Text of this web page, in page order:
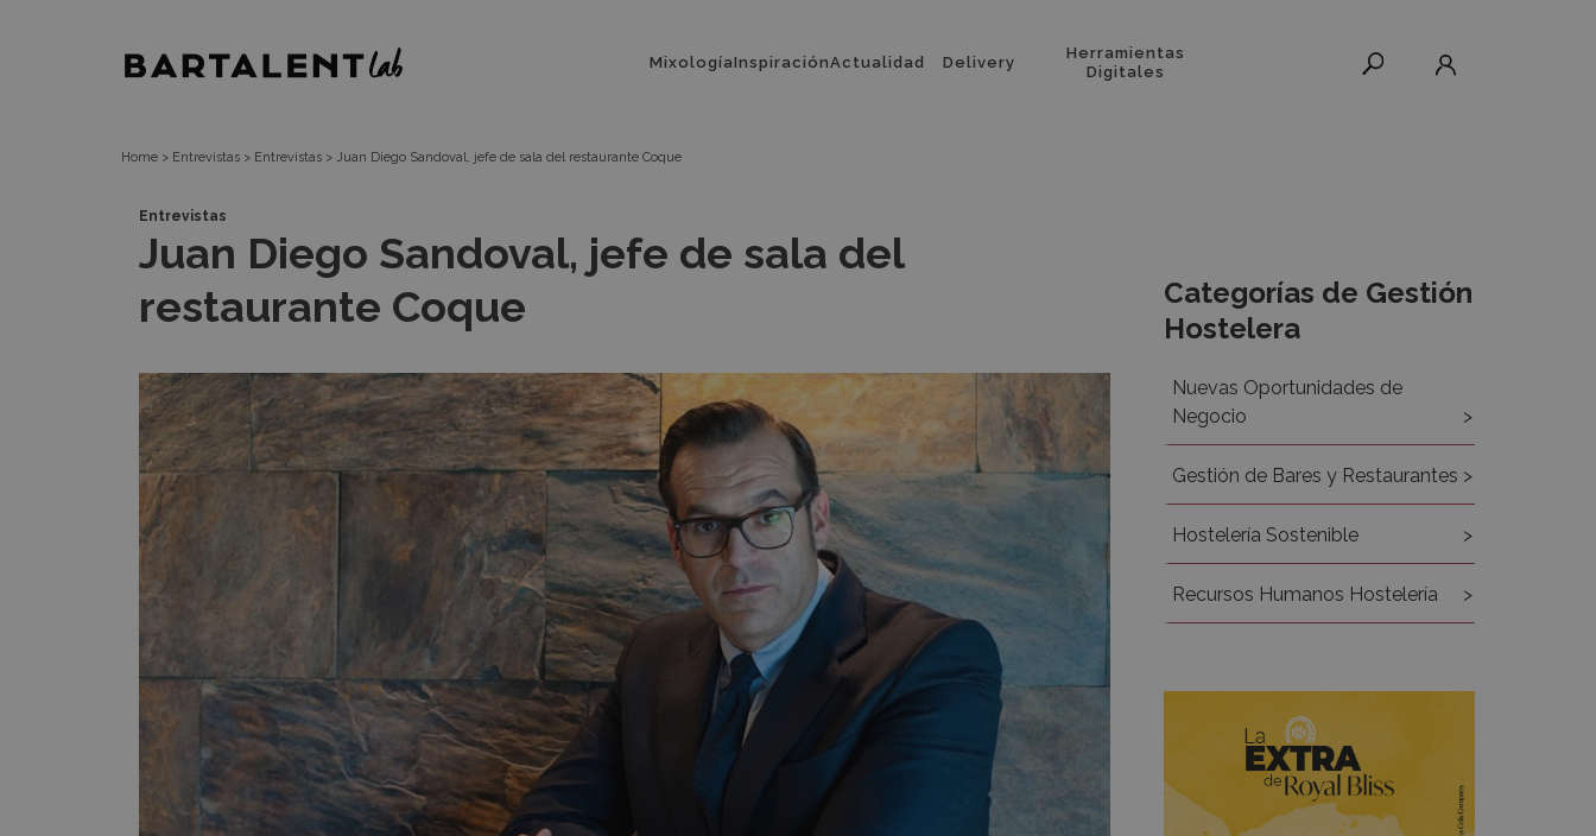
Bartalent
principal
MixologíaInspiraciónActualidad Delivery
Herramientas
Digitales
Home > Entrevistas > Entrevistas > Juan Diego Sandoval, jefe de sala del restaurante Coque
Entrevistas
Juan Diego Sandoval, jefe de sala del
restaurante Coque
Recursos
Categorías de Gestión
Hostelera
Nuevas Oportunidades de
Negocio
Gestión de Bares y Restaurantes
Hostelería Sostenible
Recursos Humanos Hostelería